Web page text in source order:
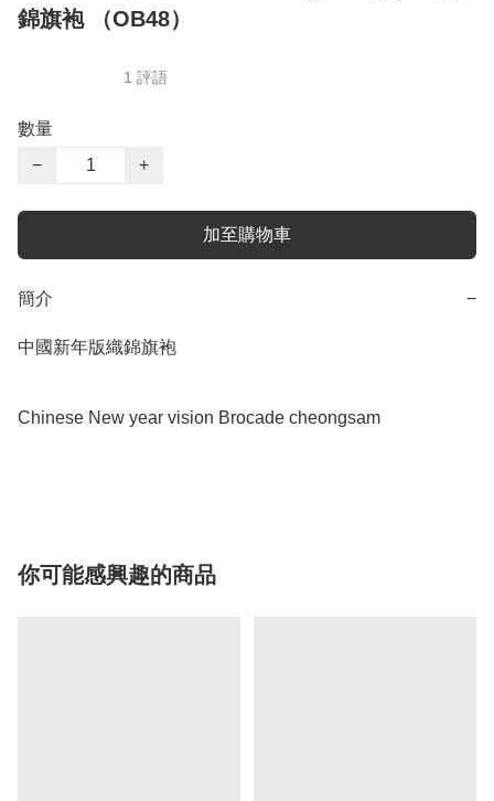
錦旗袍 （OB48）
1 評語
數量
−
+
加至購物車
簡介 −
中國新年版織錦旗袍
Chinese New year vision Brocade cheongsam
你可能感興趣的商品